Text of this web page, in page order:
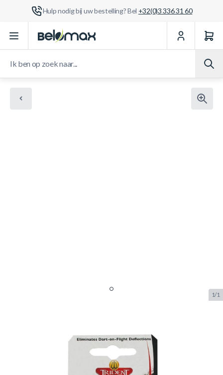
Hulp nodig bij uw bestelling? Bel +32(0)3 336 31 60
Ga naar de inhoud
1/1
Merk:Winmau